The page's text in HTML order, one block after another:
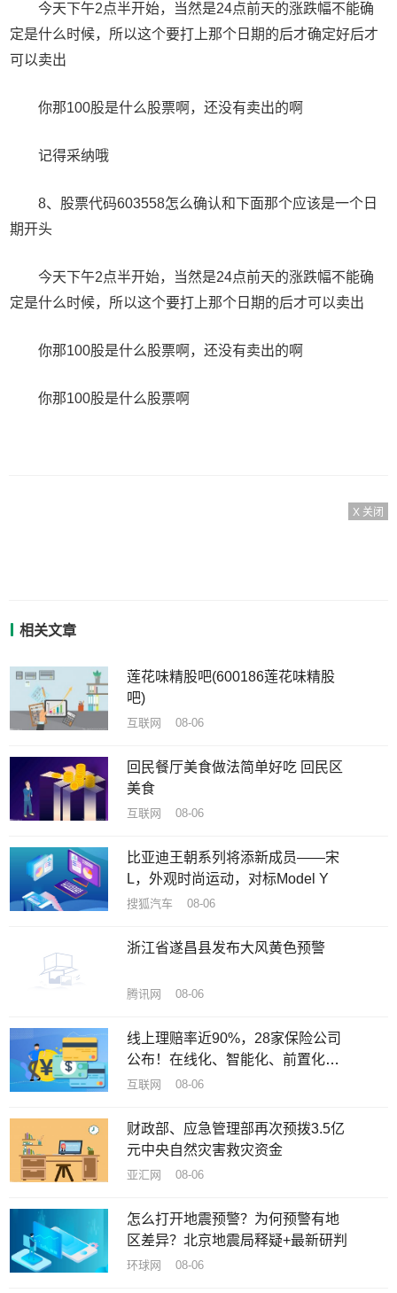
今天下午2点半开始，当然是24点前天的涨跌幅不能确
定是什么时候，所以这个要打上那个日期的后才确定好后才
可以卖出
你那100股是什么股票啊，还没有卖出的啊
记得采纳哦
8、股票代码603558怎么确认和下面那个应该是一个日
期开头
今天下午2点半开始，当然是24点前天的涨跌幅不能确
定是什么时候，所以这个要打上那个日期的后才可以卖出
你那100股是什么股票啊，还没有卖出的啊
你那100股是什么股票啊
X 关闭
相关文章
莲花味精股吧(600186莲花味精股
吧)
互联网 08-06
回民餐厅美食做法简单好吃 回民区
美食
互联网 08-06
比亚迪王朝系列将添新成员——宋
L，外观时尚运动，对标Model Y
搜狐汽车 08-06
浙江省遂昌县发布大风黄色预警
腾讯网 08-06
线上理赔率近90%，28家保险公司
公布！在线化、智能化、前置化成
趋势
互联网 08-06
财政部、应急管理部再次预拨3.5亿
元中央自然灾害救灾资金
亚汇网 08-06
怎么打开地震预警？为何预警有地
区差异？北京地震局释疑+最新研判
环球网 08-06